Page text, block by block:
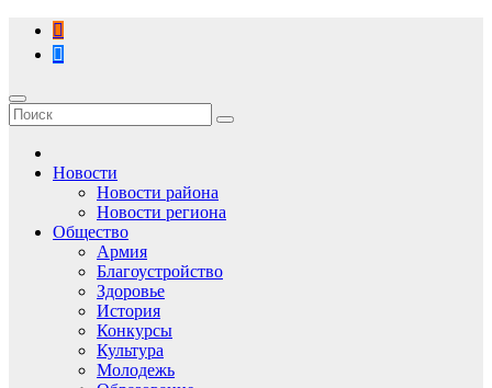
Перейти
содержимому
Новости
Новости района
Новости региона
Общество
Армия
Благоустройство
Здоровье
История
Конкурсы
Культура
Молодежь